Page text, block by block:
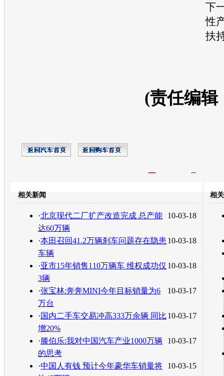
下
性
扶
(责任编辑
转发至：
相关新闻
10-03-18
·北京现代二厂扩产改造完成 总产能
达60万辆
10-03-18
·本田召回41.2万辆刹车问题存在隐患
车辆
10-03-18
·亚市15年销售110万辆车 维权成功仅
3辆
10-03-17
·张宝林:奔奔MINI今年目标销量为6
万台
10-03-17
·国内二手车交易冲高333万余辆 同比
增20%
10-03-17
·滕伯乐:我对中国汽车产业1000万辆
的思考
10-03-15
·中国人有钱 预计今年豪华车销量将
相